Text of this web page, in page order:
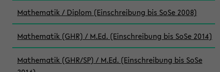
Mathematik / Diplom (Einschreibung bis SoSe 2008)
Mathematik (GHR) / M.Ed. (Einschreibung bis SoSe 2014)
Mathematik (GHR/SP) / M.Ed. (Einschreibung bis SoSe